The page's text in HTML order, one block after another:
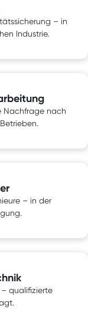
– in
Industrie.
Nachfrage nach
– in der
– qualifizierte